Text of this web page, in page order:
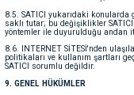
8.5. SATICI yukarıdaki
saklı tutar; bu değişiklikler
yöntemler ile duyurulduğu andan
8.6. INTERNET SİTESİ'nden
politikaları ve kullanım şartları
SATICI sorumlu değildir.
9. GENEL HÜKÜMLER